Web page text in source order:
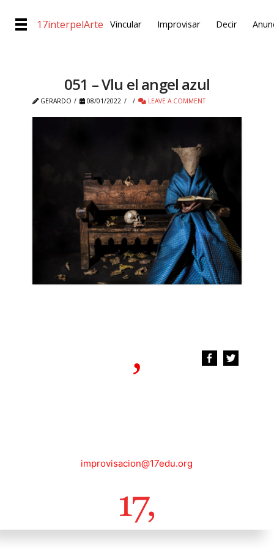
17interpelArte Vincular Improvisar Decir
051 – Vlu el angel azul
GERARDO 08/01/2022 LEAVE A COMMENT
improvisacion@17edu.org